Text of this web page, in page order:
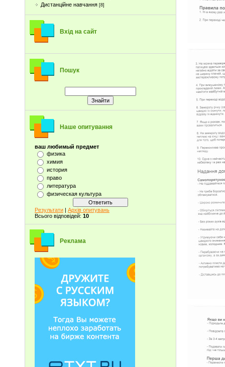
Дистанційне навчання [8]
Вхід на сайт
Пошук
Наше опитування
ваш любимый предмет
физика
химия
история
право
литература
физическая культура
Результати | Архів опитувань
Всього відповідей: 10
Реклама